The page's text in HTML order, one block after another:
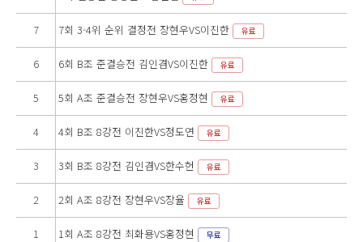
7 7회 3-4위 순위 결정전 장현우VS이진한 유료
6 6회 B조 준결승전 김인겸VS이진한 유료
5 5회 A조 준결승전 장현우VS홍정현 유료
4 4회 B조 8강전 이진한VS정도연 유료
3 3회 B조 8강전 김인겸VS한수헌 유료
2 2회 A조 8강전 장현우VS장율 유료
1 1회 A조 8강전 최화용VS홍정현 무료